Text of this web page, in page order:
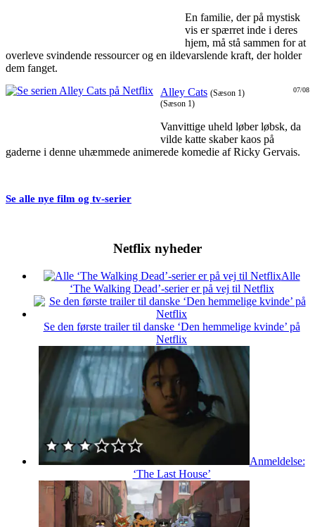
En familie, der på mystisk
vis er spærret inde i deres
hjem, må stå sammen for at
overleve svindende ressourcer og en ildevarslende kraft, der holder
dem fanget.
07/08
Alley Cats (Sæson 1)
(Sæson 1)
Vanvittige uheld løber løbsk, da
vilde katte skaber kaos på
gaderne i denne uhæmmede animerede komedie af Ricky Gervais.
Se alle nye film og tv-serier
Netflix nyheder
Alle
‘The Walking Dead’-serier er på vej til Netflix
Se den første trailer til danske ‘Den hemmelige kvinde’ på
Netflix
Anmeldelse:
‘The Last House’